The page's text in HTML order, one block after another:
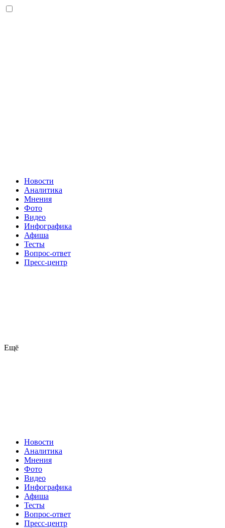
Новости
Аналитика
Мнения
Фото
Видео
Инфографика
Афиша
Тесты
Вопрос-ответ
Пресс-центр
Ещё
Новости
Аналитика
Мнения
Фото
Видео
Инфографика
Афиша
Тесты
Вопрос-ответ
Пресс-центр